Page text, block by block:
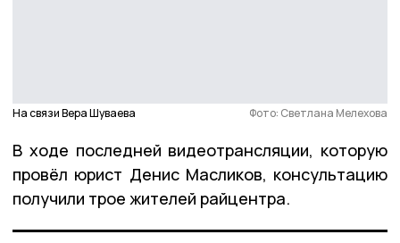
На связи Вера Шуваева Фото: Светлана Мелехова
В ходе последней видеотрансляции, которую
провёл юрист Денис Масликов, консультацию
получили трое жителей райцентра.